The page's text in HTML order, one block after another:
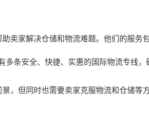
卖家解决仓储和物流难题。他们的服
条安全、快捷、实惠的国际物流专线
，但同时也需要卖家克服物流和仓储